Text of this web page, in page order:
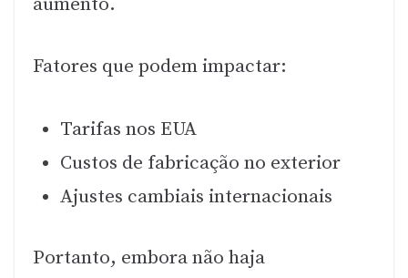
Fatores que podem impactar:
Tarifas nos EUA
Custos de fabricação no exterior
Ajustes cambiais internacionais
Portanto, embora não haja